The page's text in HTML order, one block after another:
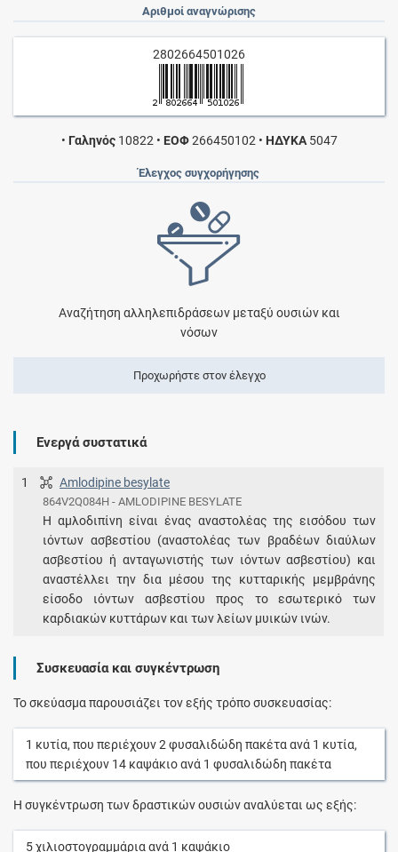
Αριθμοί αναγνώρισης
2802664501026
• Γαληνός10822 • ΕΟΦ266450102 • ΗΔΥΚΑ5047
Έλεγχος συγχορήγησης
Αναζήτηση αλληλεπιδράσεων μεταξύ ουσιών και
νόσων
Προχωρήστε στον έλεγχο
Ενεργά συστατικά
1 Amlodipine besylate
864V2Q084H - AMLODIPINE BESYLATE
Η αμλοδιπίνη είναι ένας αναστολέας της εισόδου των
ιόντων ασβεστίου (αναστολέας των βραδέων διαύλων
ασβεστίου ή ανταγωνιστής των ιόντων ασβεστίου) και
αναστέλλει την δια μέσου της κυτταρικής μεμβράνης
είσοδο ιόντων ασβεστίου προς το εσωτερικό των
καρδιακών κυττάρων και των λείων μυικών ινών.
Συσκευασία και συγκέντρωση
Το σκεύασμα παρουσιάζει τον εξής τρόπο συσκευασίας:
1 κυτία, που περιέχουν2 φυσαλιδώδη πακέταανά 1 κυτία,
που περιέχουν 14 καψάκιοανά 1 φυσαλιδώδη πακέτα
Η συγκέντρωση των δραστικών ουσιών αναλύεται ως εξής:
5χιλιοστογραμμάριαανά 1 καψάκιο